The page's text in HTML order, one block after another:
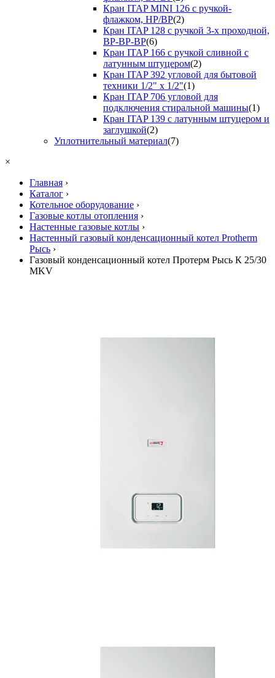
Кран ITAP MINI 126 с ручкой-
флажком, НР/ВР(2)
Кран ITAP 128 с ручкой 3-х проходной,
ВР-ВР-ВР(6)
Кран ITAP 166 с ручкой сливной с
латунным штуцером(2)
Кран ITAP 392 угловой для бытовой
техники 1/2" х 1/2"(1)
Кран ITAP 706 угловой для
подключения стиральной машины(1)
Кран ITAP 139 с латунным штуцером и
заглушкой(2)
Уплотнительный материал(7)
×
Главная ›
Каталог ›
Котельное оборудование ›
Газовые котлы отопления ›
Настенные газовые котлы ›
Настенный газовый конденсационный котел Protherm
Рысь ›
Газовый конденсационный котел Протерм Рысь К 25/30
MKV